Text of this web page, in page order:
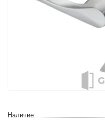
Наличие: